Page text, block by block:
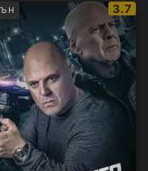
IMDb
3.7